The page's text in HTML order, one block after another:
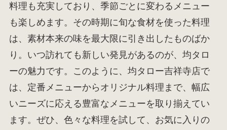
料理も充実しており、季節ごとに変わるメニュー
も楽しめます。その時期に旬な食材を使った料理
は、素材本来の味を最大限に引き出したものばか
り。いつ訪れても新しい発見があるのが、均タロ
ーの魅力です。このように、均タロー吉祥寺店で
は、定番メニューからオリジナル料理まで、幅広
いニーズに応える豊富なメニューを取り揃えてい
ます。ぜひ、色々な料理を試して、お気に入りの